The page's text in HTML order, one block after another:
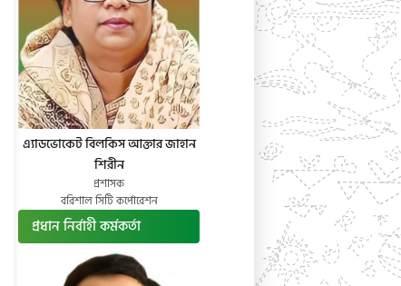
এ্যাডভোকেট বিলকিস আক্তার জাহান
শিরীন
প্রশাসক
বরিশাল সিটি কর্পোরেশন
প্রধান নির্বাহী কর্মকর্তা